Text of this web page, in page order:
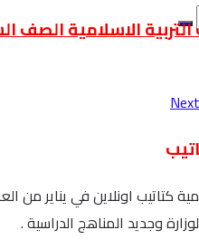
الاسلامية الصف
Next
وجديد المناهج الدراسية .